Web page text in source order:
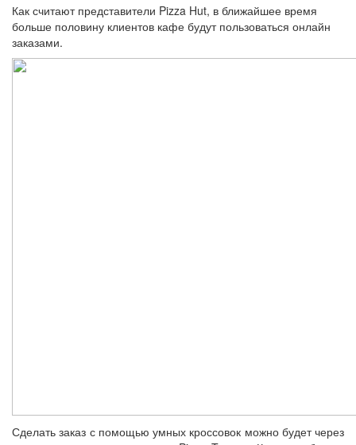
Как считают представители Pizza Hut, в ближайшее время
больше половину клиентов кафе будут пользоваться онлайн
заказами.
Сделать заказ с помощью умных кроссовок можно будет через